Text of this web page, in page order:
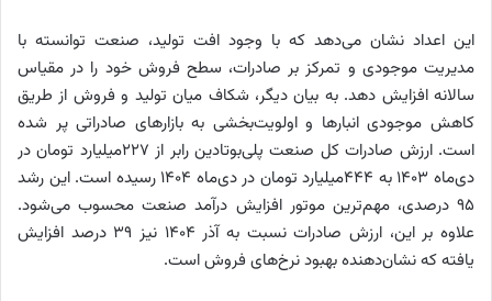
این اعداد نشان می‌دهد که با وجود افت تولید، صنعت توانسته با
مدیریت موجودی و تمرکز بر صادرات، سطح فروش خود را در مقیاس
سالانه افزایش دهد. به بیان دیگر، شکاف میان تولید و فروش از طریق
کاهش موجودی انبارها و اولویت‌بخشی به بازارهای صادراتی پر شده
است. ارزش صادرات کل صنعت پلی‌بوتادین رابر از ۲۲۷‌میلیارد تومان در
دی‌ماه ۱۴۰۳ به ۴۴۴‌میلیارد تومان در دی‌ماه ۱۴۰۴ رسیده است. این رشد
۹۵ درصدی، مهم‌ترین موتور افزایش درآمد صنعت محسوب می‌شود.
علاوه بر این، ارزش صادرات نسبت به آذر ۱۴۰۴ نیز ۳۹ درصد افزایش
یافته که نشان‌دهنده بهبود نرخ‌های فروش است.